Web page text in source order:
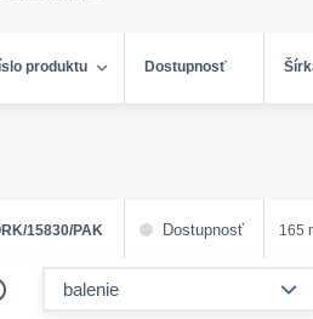
produktu Dostupnosť
15830/PAK Dostupnosť 165